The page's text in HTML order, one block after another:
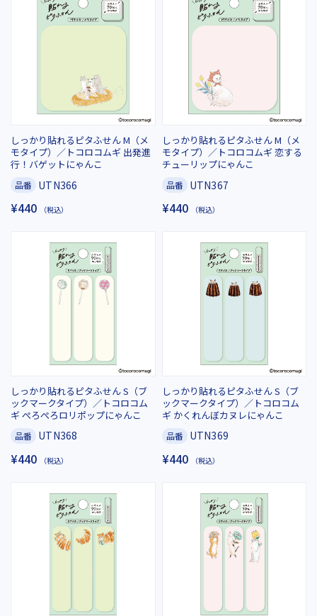
しっかり貼れるピタふせん M（メ
モタイプ）／トコロコムギ 出発進
行！バゲットにゃんこ
品番 UTN366
¥440 （税込）
しっかり貼れるピタふせん M（メ
モタイプ）／トコロコムギ 恋する
チューリップにゃんこ
品番 UTN367
¥440 （税込）
しっかり貼れるピタふせん S（ブ
ックマークタイプ）／トコロコム
ギ ぺろぺろロリポップにゃんこ
品番 UTN368
¥440 （税込）
しっかり貼れるピタふせん S（ブ
ックマークタイプ）／トコロコム
ギ かくれんぼカヌレにゃんこ
品番 UTN369
¥440 （税込）